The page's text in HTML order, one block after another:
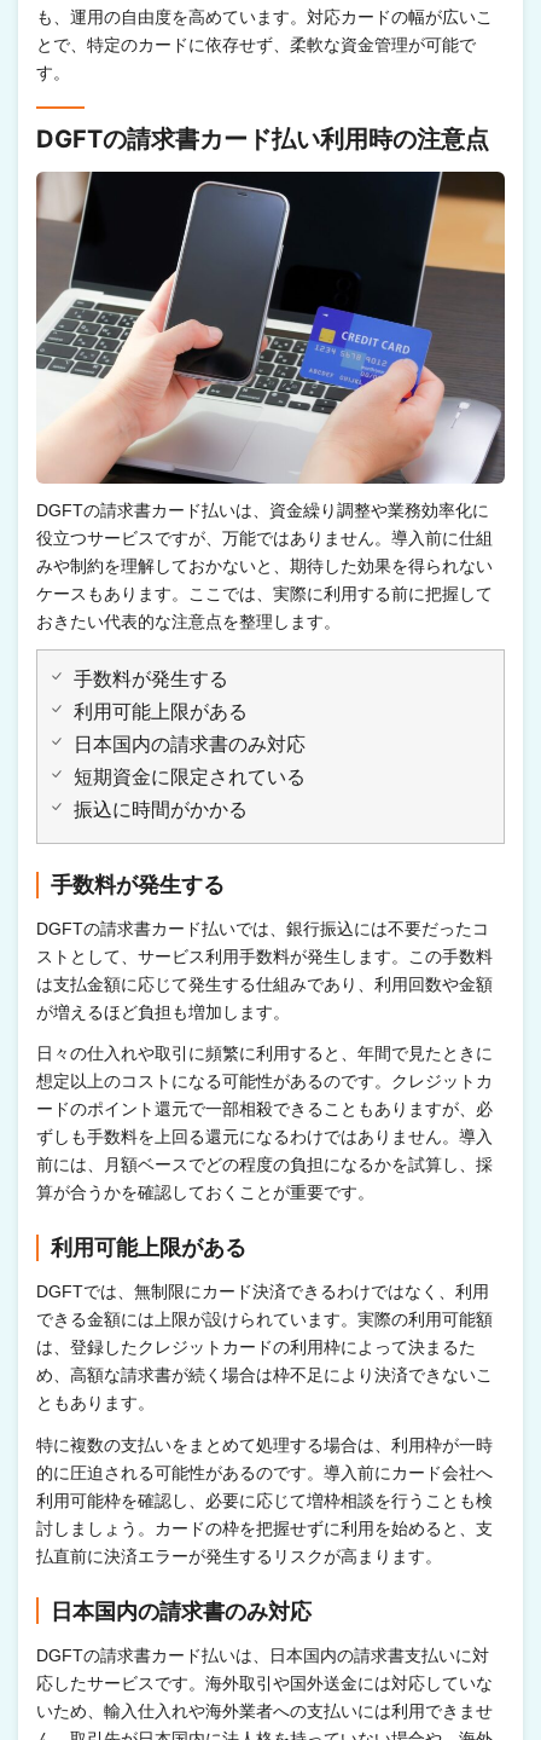
も、運用の自由度を高めています。対応カードの幅が広いこ
とで、特定のカードに依存せず、柔軟な資金管理が可能で
す。
DGFTの請求書カード払い利用時の注意点
DGFTの請求書カード払いは、資金繰り調整や業務効率化に
役立つサービスですが、万能ではありません。導入前に仕組
みや制約を理解しておかないと、期待した効果を得られない
ケースもあります。ここでは、実際に利用する前に把握して
おきたい代表的な注意点を整理します。
手数料が発生する
利用可能上限がある
日本国内の請求書のみ対応
短期資金に限定されている
振込に時間がかかる
手数料が発生する
DGFTの請求書カード払いでは、銀行振込には不要だったコ
ストとして、サービス利用手数料が発生します。この手数料
は支払金額に応じて発生する仕組みであり、利用回数や金額
が増えるほど負担も増加します。
日々の仕入れや取引に頻繁に利用すると、年間で見たときに
想定以上のコストになる可能性があるのです。クレジットカ
ードのポイント還元で一部相殺できることもありますが、必
ずしも手数料を上回る還元になるわけではありません。導入
前には、月額ベースでどの程度の負担になるかを試算し、採
算が合うかを確認しておくことが重要です。
利用可能上限がある
DGFTでは、無制限にカード決済できるわけではなく、利用
できる金額には上限が設けられています。実際の利用可能額
は、登録したクレジットカードの利用枠によって決まるた
め、高額な請求書が続く場合は枠不足により決済できないこ
ともあります。
特に複数の支払いをまとめて処理する場合は、利用枠が一時
的に圧迫される可能性があるのです。導入前にカード会社へ
利用可能枠を確認し、必要に応じて増枠相談を行うことも検
討しましょう。カードの枠を把握せずに利用を始めると、支
払直前に決済エラーが発生するリスクが高まります。
日本国内の請求書のみ対応
DGFTの請求書カード払いは、日本国内の請求書支払いに対
応したサービスです。海外取引や国外送金には対応していな
いため、輸入仕入れや海外業者への支払いには利用できませ